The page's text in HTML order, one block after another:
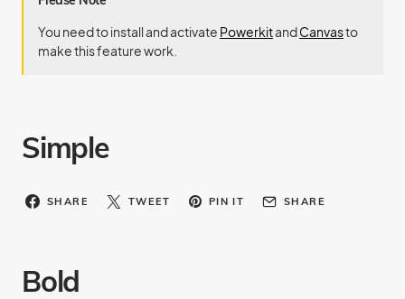
You need to install and activate PowerkitandCanvasto
make this feature work.
Simple
SHARE TWEET PIN IT SHARE
Bold